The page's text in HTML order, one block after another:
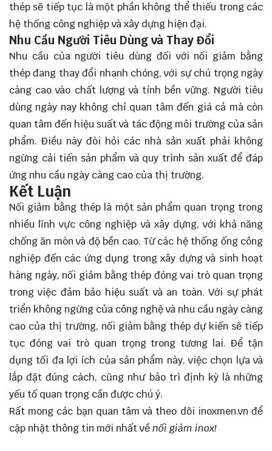
thép sẽ tiếp tục là một phần không thể thiếu trong các
hệ thống công nghiệp và xây dựng hiện đại.
Nhu Cầu Người Tiêu Dùng và Thay Đổi
Nhu cầu của người tiêu dùng đối với nối giảm bằng
thép đang thay đổi nhanh chóng, với sự chú trọng ngày
càng cao vào chất lượng và tính bền vững. Người tiêu
dùng ngày nay không chỉ quan tâm đến giá cả mà còn
quan tâm đến hiệu suất và tác động môi trường của sản
phẩm. Điều này đòi hỏi các nhà sản xuất phải không
ngừng cải tiến sản phẩm và quy trình sản xuất để đáp
ứng nhu cầu ngày càng cao của thị trường.
Kết Luận
Nối giảm bằng thép là một sản phẩm quan trọngtrong
nhiều lĩnh vực công nghiệp và xây dựng, với khả năng
chống ăn mòn và độ bền cao. Từ các hệ thống ống công
nghiệp đến các ứng dụng trong xây dựng và sinh hoạt
hàng ngày, nối giảm bằng thép đóng vai trò quan trọng
trong việc đảm bảo hiệu suất và an toàn. Với sự phát
triển không ngừng của công nghệ và nhu cầu ngày càng
cao của thị trường, nối giảm bằng thép dự kiến sẽ tiếp
tục đóng vai trò quan trọng trong tương lai. Để tận
dụng tối đa lợi ích của sản phẩm này, việc chọn lựa và
lắp đặt đúng cách, cũng như bảo trì định kỳ là những
yếu tố quan trọng cần được chú ý.
Rất mong các bạn quan tâm và theo dõi inoxmen.vn để
cập nhật thông tin mới nhất vềnối giảm inox!